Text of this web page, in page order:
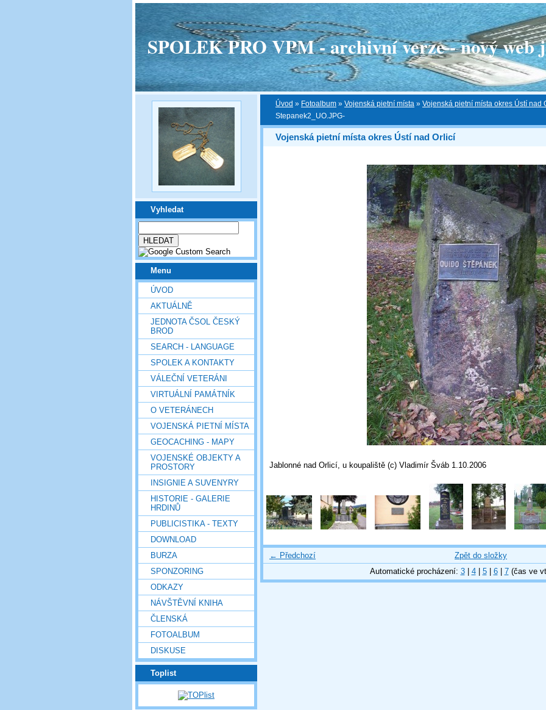
SPOLEK PRO VPM - archivní verze - nový web
Vyhledat
Menu
ÚVOD
AKTUÁLNĚ
JEDNOTA ČSOL ČESKÝ
BROD
SEARCH - LANGUAGE
SPOLEK A KONTAKTY
VÁLEČNÍ VETERÁNI
VIRTUÁLNÍ PAMÁTNÍK
O VETERÁNECH
VOJENSKÁ PIETNÍ MÍSTA
GEOCACHING - MAPY
VOJENSKÉ OBJEKTY A
PROSTORY
INSIGNIE A SUVENYRY
HISTORIE - GALERIE
HRDINŮ
PUBLICISTIKA - TEXTY
DOWNLOAD
BURZA
SPONZORING
ODKAZY
NÁVŠTĚVNÍ KNIHA
ČLENSKÁ
FOTOALBUM
DISKUSE
Toplist
Úvod » Fotoalbum » Vojenská pietní místa » Vojenská pietní místa okres Ústí nad
Stepanek2_UO.JPG-
Vojenská pietní místa okres Ústí nad Orlicí
Jablonné nad Orlicí, u koupaliště (c) Vladimír Šváb 1.10.2006
← Předchozí
Zpět do složky
Automatické procházení: 3| 4| 5| 6| 7(čas ve